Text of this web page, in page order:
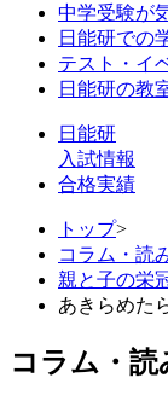
中学受験が
日能研での
テスト・イ
日能研の教
日能研
入試情報
合格実績
トップ>
コラム・読
親と子の栄
あきらめた
コラム・読